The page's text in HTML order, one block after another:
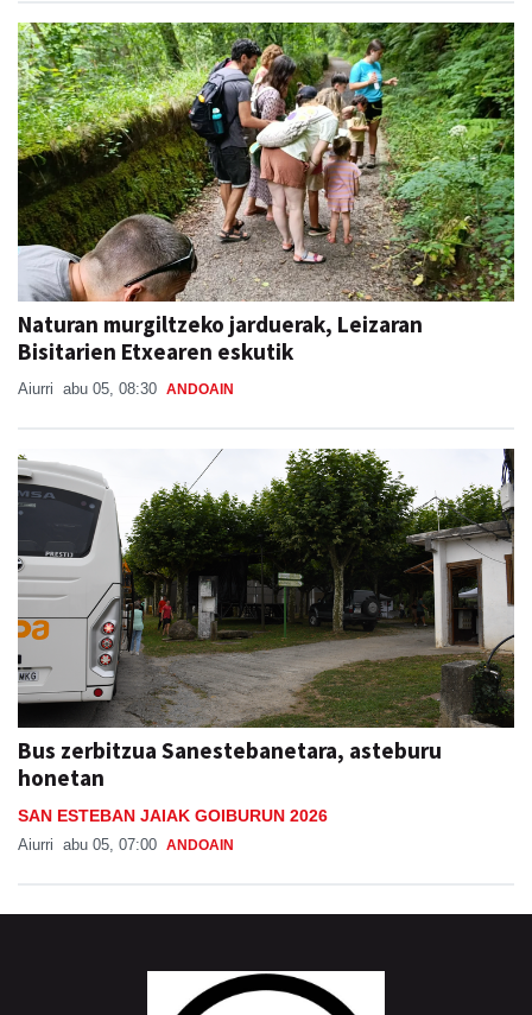
Naturan murgiltzeko jarduerak, Leizaran
Bisitarien Etxearen eskutik
Aiurri abu 05, 08:30 ANDOAIN
Bus zerbitzua Sanestebanetara, asteburu
honetan
SAN ESTEBAN JAIAK GOIBURUN 2026
Aiurri abu 05, 07:00 ANDOAIN